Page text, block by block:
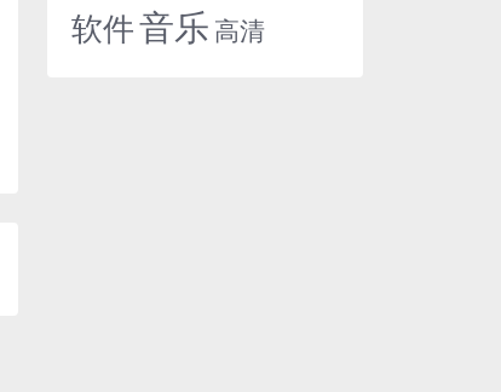
软件音乐 高清